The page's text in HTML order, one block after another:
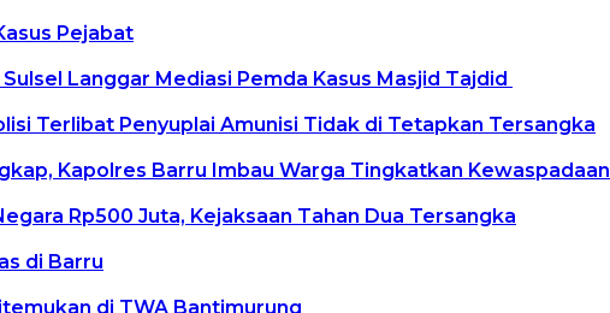
Pejabat
Langgar Mediasi Pemda Kasus Masjid Tajdid
Terlibat Penyuplai Amunisi Tidak di Tetapkan Tersangka
Kapolres Barru Imbau Warga Tingkatkan Kewaspadaan
Rp500 Juta, Kejaksaan Tahan Dua Tersangka
di Barru
di TWA Bantimurung